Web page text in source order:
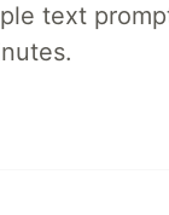
text